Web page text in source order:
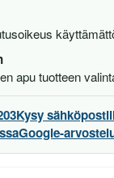
apu tuotteen
Kysy
Google-